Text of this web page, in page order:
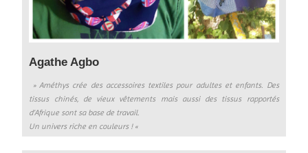
Agathe Agbo
» Améthys crée des accessoires textiles pour adultes et enfants. Des
tissus chinés, de vieux vêtements mais aussi des tissus rapportés
d’Afrique sont sa base de travail.
Un univers riche en couleurs ! «